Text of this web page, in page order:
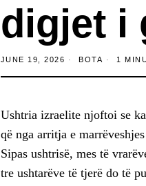
digjet i
JUNE 19, 2026 BOTA 1
Ushtria izraelite njoftoi se
që nga arritja e
Sipas ushtrisë, mes të
tre ushtarëve të tjerë do të